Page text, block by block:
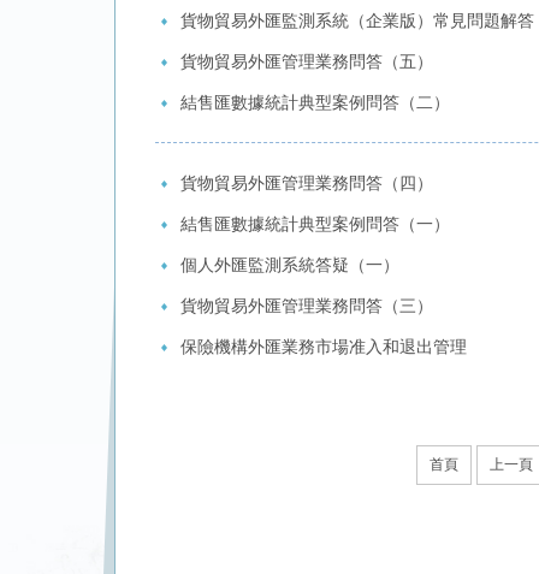
貨物貿易外匯監測系統（企業版）常見問題解答
貨物貿易外匯管理業務問答（五）
結售匯數據統計典型案例問答（二）
貨物貿易外匯管理業務問答（四）
結售匯數據統計典型案例問答（一）
個人外匯監測系統答疑（一）
貨物貿易外匯管理業務問答（三）
保險機構外匯業務市場准入和退出管理
首頁 上一頁